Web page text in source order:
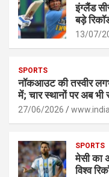
इंग्लैंड
बड़े
13/07/
SPORTS
नॉकआउट की तस्वीर
में; चार स्थानों पर अब
27/06/2026
SPORTS
मेसी का
विश्व